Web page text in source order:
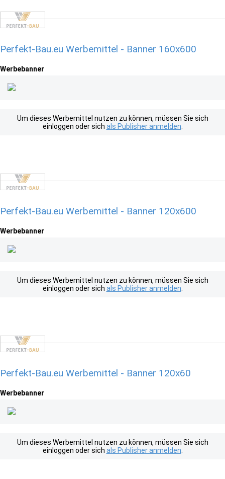
Perfekt-Bau.eu Werbemittel - Banner 160x600
Werbebanner
Um dieses Werbemittel nutzen zu können, müssen Sie sich
einloggen oder sich als Publisher anmelden
Perfekt-Bau.eu Werbemittel - Banner 120x600
Werbebanner
Um dieses Werbemittel nutzen zu können, müssen Sie sich
einloggen oder sich als Publisher anmelden
Perfekt-Bau.eu Werbemittel - Banner 120x60
Werbebanner
Um dieses Werbemittel nutzen zu können, müssen Sie sich
einloggen oder sich als Publisher anmelden